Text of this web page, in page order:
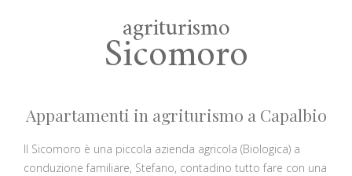
agriturismo
Sicomoro
Appartamenti in agriturismo a Capalbio
Il Sicomoro è una piccola azienda agricola (Biologica) a
conduzione familiare, Stefano, contadino tutto fare con una